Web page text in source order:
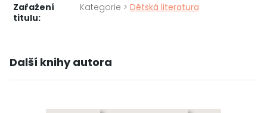
Zařažení
titulu:
Kategorie > Dětská literatura
Další knihy autora